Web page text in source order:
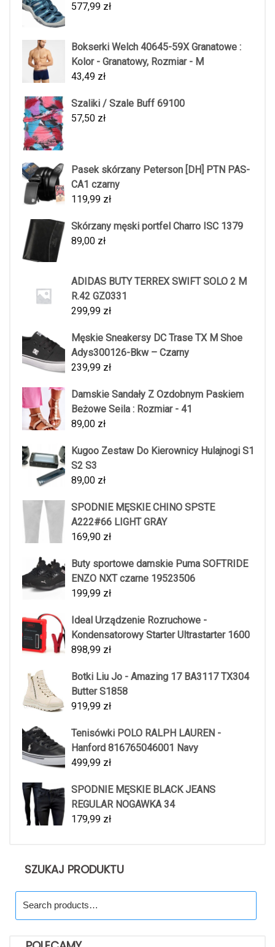
577,99 zł
Bokserki Welch 40645-59X Granatowe :
Kolor - Granatowy, Rozmiar - M
43,49 zł
Szaliki / Szale Buff 69100
57,50 zł
Pasek skórzany Peterson [DH] PTN PAS-
CA1 czarny
119,99 zł
Skórzany męski portfel Charro ISC 1379
89,00 zł
ADIDAS BUTY TERREX SWIFT SOLO 2 M
R.42 GZ0331
299,99 zł
Męskie Sneakersy DC Trase TX M Shoe
Adys300126-Bkw – Czarny
239,99 zł
Damskie Sandały Z Ozdobnym Paskiem
Beżowe Seila : Rozmiar - 41
89,00 zł
Kugoo Zestaw Do Kierownicy Hulajnogi S1
S2 S3
89,00 zł
SPODNIE MĘSKIE CHINO SPSTE
A222#66 LIGHT GRAY
169,90 zł
Buty sportowe damskie Puma SOFTRIDE
ENZO NXT czarne 19523506
199,99 zł
Ideal Urządzenie Rozruchowe -
Kondensatorowy Starter Ultrastarter 1600
898,99 zł
Botki Liu Jo - Amazing 17 BA3117 TX304
Butter S1858
919,99 zł
Tenisówki POLO RALPH LAUREN -
Hanford 816765046001 Navy
499,99 zł
SPODNIE MĘSKIE BLACK JEANS
REGULAR NOGAWKA 34
179,99 zł
SZUKAJ PRODUKTU
for: